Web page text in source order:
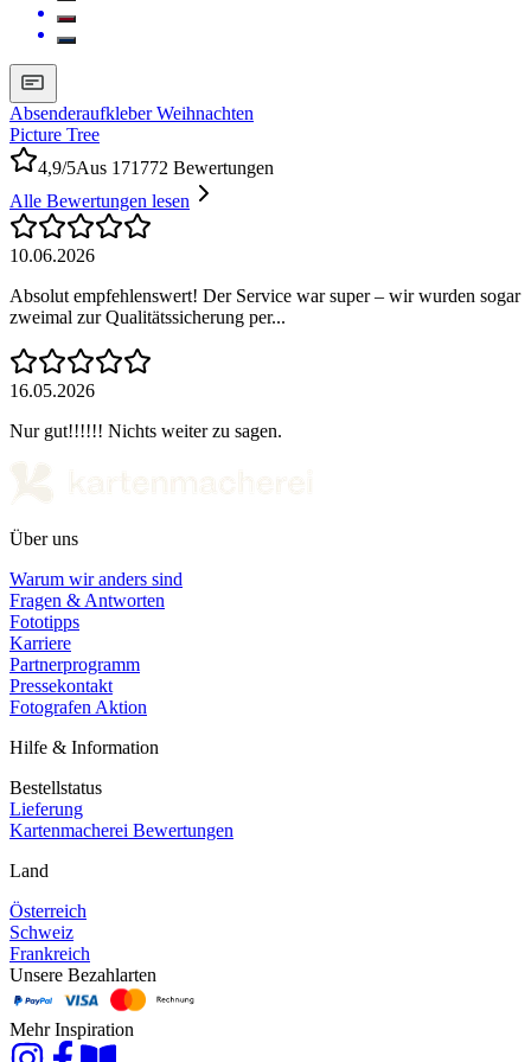
Absenderaufkleber Weihnachten
Picture Tree
4,9/5Aus 171772 Bewertungen
Alle Bewertungen lesen
10.06.2026
Absolut empfehlenswert! Der Service war super – wir wurden sogar
zweimal zur Qualitätssicherung per...
16.05.2026
Nur gut!!!!!! Nichts weiter zu sagen.
Über uns
Warum wir anders sind
Fragen & Antworten
Fototipps
Karriere
Partnerprogramm
Pressekontakt
Fotografen Aktion
Hilfe & Information
Bestellstatus
Lieferung
Kartenmacherei Bewertungen
Land
Österreich
Schweiz
Frankreich
Unsere Bezahlarten
Mehr Inspiration